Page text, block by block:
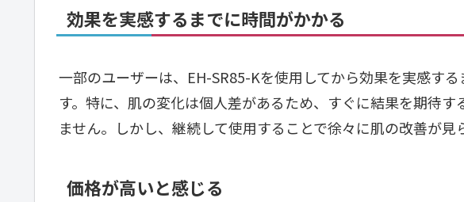
効果を実感するまでに時間がかかる
一部のユーザーは、EH-SR85-Kを使用してから効果を実感す
す。特に、肌の変化は個人差があるため、すぐに結果を期待
ません。しかし、継続して使用することで徐々に肌の改善が見
価格が高いと感じる